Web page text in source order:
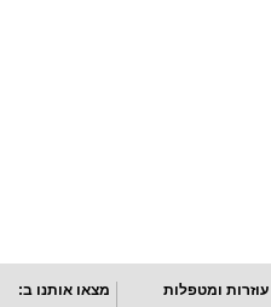
עוזרות ומטפלות מצאו אותנו ב: